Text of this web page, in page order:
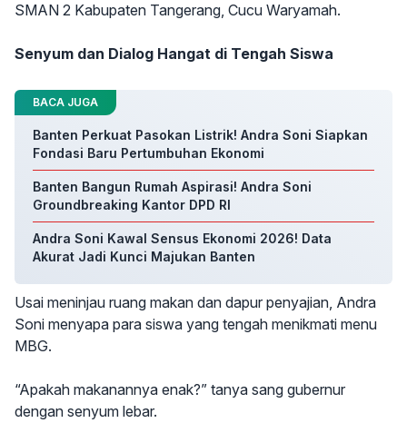
SMAN 2 Kabupaten Tangerang, Cucu Waryamah.
Senyum dan Dialog Hangat di Tengah Siswa
BACA JUGA
Banten Perkuat Pasokan Listrik! Andra Soni Siapkan
Fondasi Baru Pertumbuhan Ekonomi
Banten Bangun Rumah Aspirasi! Andra Soni
Groundbreaking Kantor DPD RI
Andra Soni Kawal Sensus Ekonomi 2026! Data
Akurat Jadi Kunci Majukan Banten
Usai meninjau ruang makan dan dapur penyajian, Andra
Soni menyapa para siswa yang tengah menikmati menu
MBG.
“Apakah makanannya enak?” tanya sang gubernur
dengan senyum lebar.